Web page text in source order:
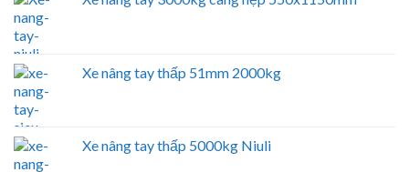
Xe nâng tay thấp 51mm 2000kg
Xe nâng tay thấp 5000kg Niuli